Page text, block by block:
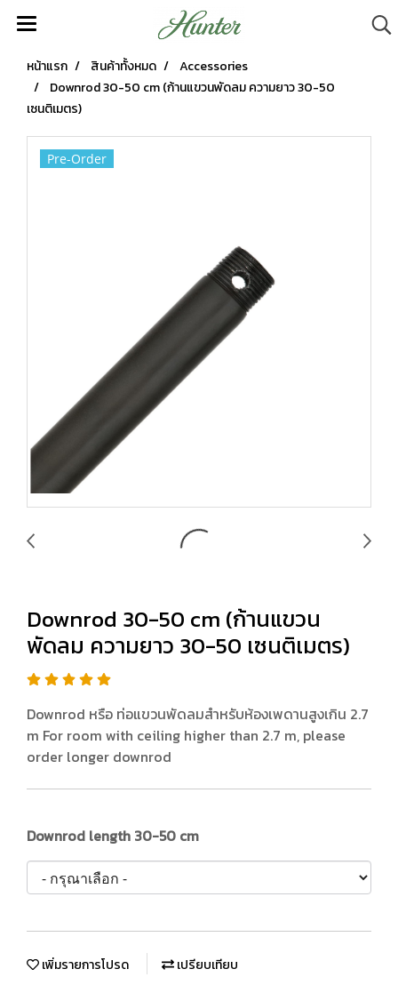
หน้าแรก สินค้าทั้งหมด
Accessories
Downrod 30-50 cm (ก้านแขวนพัดลม ความยาว 30-50
เซนติเมตร)
Pre-Order
Downrod 30-50 cm (ก้านแขวน
พัดลม ความยาว 30-50 เซนติเมตร)
Downrod หรือ ท่อแขวนพัดลมสำหรับห้องเพดานสูงเกิน 2.7
m For room with ceiling higher than 2.7 m, please
order longer downrod
Downrod length 30-50 cm
เพิ่มรายการโปรด เปรียบเทียบ